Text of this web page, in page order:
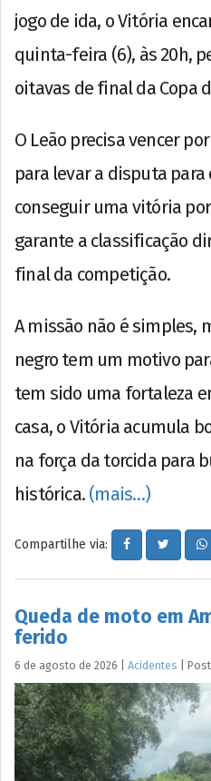
jogo de ida, o Vitória
quinta-feira (6), às 20h,
oitavas de final da Copa
O Leão precisa vencer
para levar a disputa para
conseguir uma vitória
garante a classificação
final da competição.
A missão não é simples,
negro tem um motivo
tem sido uma fortaleza
casa, o Vitória acumula
na força da torcida para
histórica. (mais…)
Compartilhe via:
Queda de moto em
ferido
6 de agosto de 2026 Acidentes